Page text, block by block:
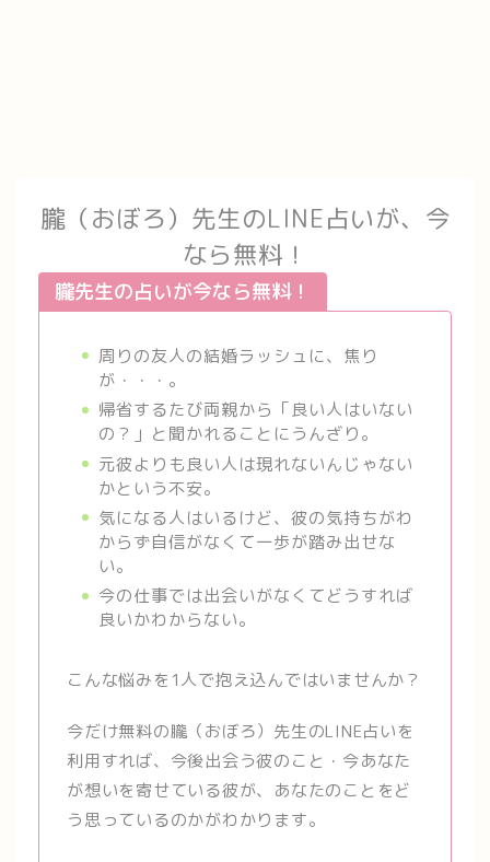
朧（おぼろ）先生のLINE占いが、今
なら無料！
朧先生の占いが今なら無料！
周りの友人の結婚ラッシュに、焦り
が・・・。
帰省するたび両親から「良い人はいない
の？」と聞かれることにうんざり。
元彼よりも良い人は現れないんじゃない
かという不安。
気になる人はいるけど、彼の気持ちがわ
からず自信がなくて一歩が踏み出せな
い。
今の仕事では出会いがなくてどうすれば
良いかわからない。
こんな悩みを1人で抱え込んではいませんか？
今だけ無料の朧（おぼろ）先生のLINE占いを
利用すれば、今後出会う彼のこと・今あなた
が想いを寄せている彼が、あなたのことをど
う思っているのかがわかります。